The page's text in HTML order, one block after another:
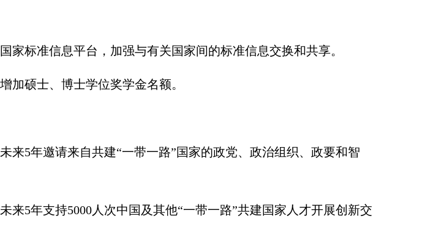
标准信息平台，加强与有关国家间的标准信息交换和共享。
硕士、博士学位奖学金名额。
来5年邀请来自共建“一带一路”国家的政党、政治组织、政要和智
来5年支持5000人次中国及其他“一带一路”共建国家人才开展创新交